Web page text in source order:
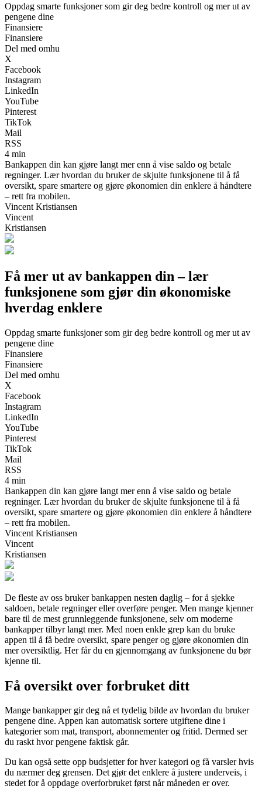
Oppdag smarte funksjoner som gir deg bedre kontroll og mer ut av
pengene dine
Finansiere
Finansiere
Del med omhu
X
Facebook
Instagram
LinkedIn
YouTube
Pinterest
TikTok
Mail
RSS
4 min
Bankappen din kan gjøre langt mer enn å vise saldo og betale
regninger. Lær hvordan du bruker de skjulte funksjonene til å få
oversikt, spare smartere og gjøre økonomien din enklere å håndtere
– rett fra mobilen.
Vincent Kristiansen
Vincent
Kristiansen
Få mer ut av bankappen din – lær
funksjonene som gjør din økonomiske
hverdag enklere
Oppdag smarte funksjoner som gir deg bedre kontroll og mer ut av
pengene dine
Finansiere
Finansiere
Del med omhu
X
Facebook
Instagram
LinkedIn
YouTube
Pinterest
TikTok
Mail
RSS
4 min
Bankappen din kan gjøre langt mer enn å vise saldo og betale
regninger. Lær hvordan du bruker de skjulte funksjonene til å få
oversikt, spare smartere og gjøre økonomien din enklere å håndtere
– rett fra mobilen.
Vincent Kristiansen
Vincent
Kristiansen
De fleste av oss bruker bankappen nesten daglig – for å sjekke
saldoen, betale regninger eller overføre penger. Men mange kjenner
bare til de mest grunnleggende funksjonene, selv om moderne
bankapper tilbyr langt mer. Med noen enkle grep kan du bruke
appen til å få bedre oversikt, spare penger og gjøre økonomien din
mer oversiktlig. Her får du en gjennomgang av funksjonene du bør
kjenne til.
Få oversikt over forbruket ditt
Mange bankapper gir deg nå et tydelig bilde av hvordan du bruker
pengene dine. Appen kan automatisk sortere utgiftene dine i
kategorier som mat, transport, abonnementer og fritid. Dermed ser
du raskt hvor pengene faktisk går.
Du kan også sette opp budsjetter for hver kategori og få varsler hvis
du nærmer deg grensen. Det gjør det enklere å justere underveis, i
stedet for å oppdage overforbruket først når måneden er over.